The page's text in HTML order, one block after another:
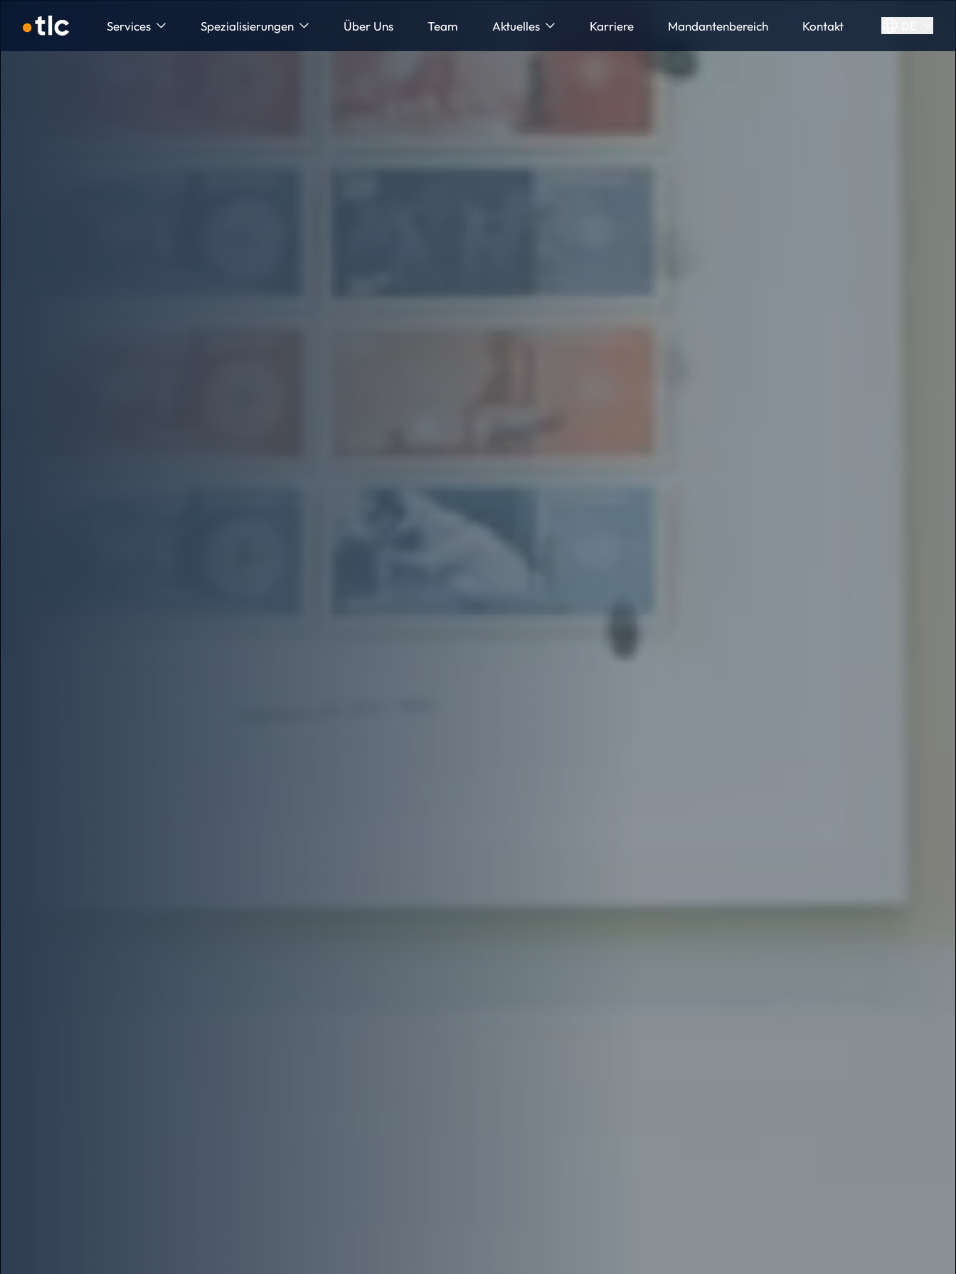
Navigation überspringen
Services Spezialisierungen Über Uns Team Aktuelles Karriere Mandantenbereich Kontakt